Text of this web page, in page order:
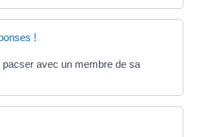
!
pacser avec un membre de sa